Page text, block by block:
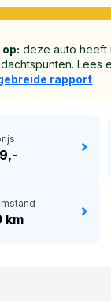
op: deze auto heeft
Lees
rapport
km